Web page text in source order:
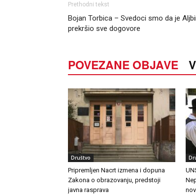
Prethodni tekst
Bojan Torbica – Svedoci smo da je
prekršio sve dogovore
POVEZANE OBJAVE
Društvo
Pripremljen Nacrt izmena i dopuna
Zakona o obrazovanju, predstoji
javna rasprava